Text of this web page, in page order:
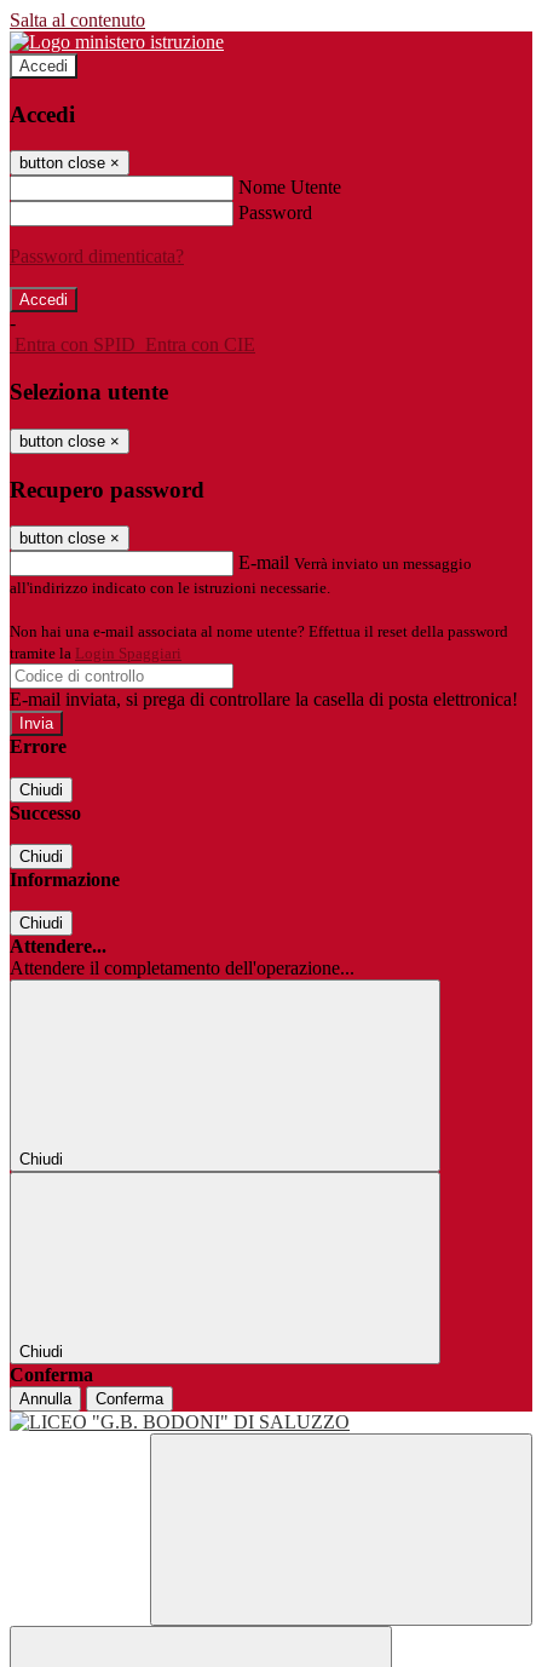
Salta al contenuto
Accedi
Accedi
button close ×
Nome Utente
Password
Password dimenticata?
-
Entra con SPID Entra con CIE
Seleziona utente
button close ×
Recupero password
button close ×
E-mail Verrà inviato un messaggio
all'indirizzo indicato con le istruzioni necessarie.
Non hai una e-mail associata al nome utente? Effettua il reset della password
tramite la Login Spaggiari
E-mail inviata, si prega di controllare la casella di posta elettronica!
Errore
Chiudi
Successo
Chiudi
Informazione
Chiudi
Attendere...
Attendere il completamento dell'operazione...
Chiudi
Chiudi
Conferma
Annulla Conferma